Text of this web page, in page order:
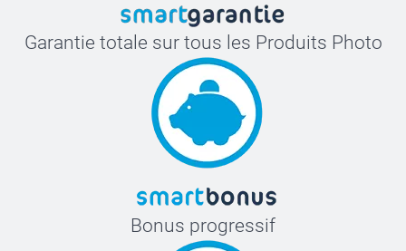
Garantie totale sur tous les Produits Photo
Bonus progressif